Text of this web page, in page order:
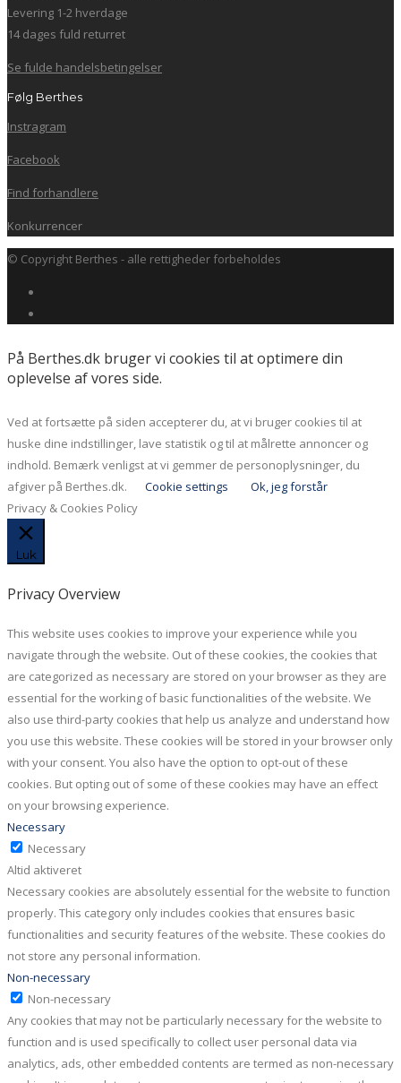
Levering 1-2 hverdage
14 dages fuld returret
Se fulde handelsbetingelser
Følg Berthes
Instragram
Facebook
Find forhandlere
Konkurrencer
© Copyright Berthes - alle rettigheder forbeholdes
På Berthes.dk bruger vi cookies til at optimere din
oplevelse af vores side.
Ved at fortsætte på siden accepterer du, at vi bruger cookies til at
huske dine indstillinger, lave statistik og til at målrette annoncer og
indhold. Bemærk venligst at vi gemmer de personoplysninger, du
afgiver på Berthes.dk.
Cookie settings
Ok, jeg forstår
Privacy & Cookies Policy
Luk
Privacy Overview
This website uses cookies to improve your experience while you
navigate through the website. Out of these cookies, the cookies that
are categorized as necessary are stored on your browser as they are
essential for the working of basic functionalities of the website. We
also use third-party cookies that help us analyze and understand how
you use this website. These cookies will be stored in your browser only
with your consent. You also have the option to opt-out of these
cookies. But opting out of some of these cookies may have an effect
on your browsing experience.
Necessary
Necessary
Altid aktiveret
Necessary cookies are absolutely essential for the website to function
properly. This category only includes cookies that ensures basic
functionalities and security features of the website. These cookies do
not store any personal information.
Non-necessary
Non-necessary
Any cookies that may not be particularly necessary for the website to
function and is used specifically to collect user personal data via
analytics, ads, other embedded contents are termed as non-necessary